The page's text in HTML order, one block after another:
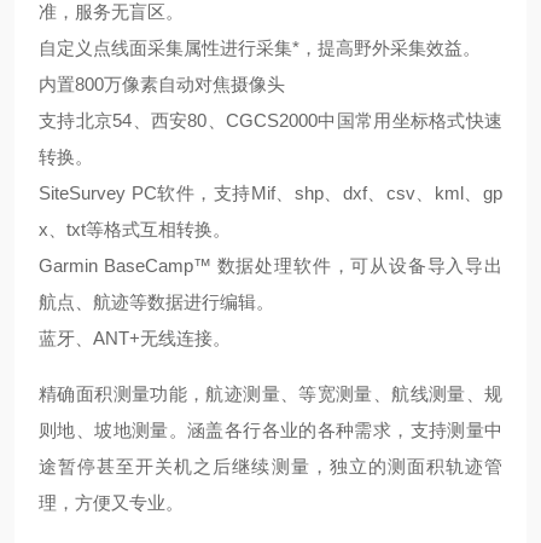
准，服务无盲区。
自定义点线面采集属性进行采集*，提高野外采集效益。
内置800万像素自动对焦摄像头
支持北京54、西安80、CGCS2000中国常用坐标格式快速
转换。
SiteSurvey PC软件，支持Mif、shp、dxf、csv、kml、gp
x、txt等格式互相转换。
Garmin BaseCamp™ 数据处理软件，可从设备导入导出
航点、航迹等数据进行编辑。
蓝牙、 ANT+无线连接。
精确面积测量功能，航迹测量、等宽测量、航线测量、规
则地、坡地测量。涵盖各行各业的各种需求，支持测量中
途暂停甚至开关机之后继续测量，独立的测面积轨迹管
理，方便又专业。